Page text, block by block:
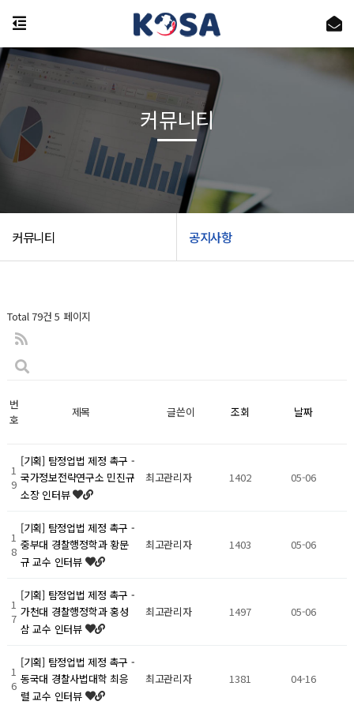
커뮤니티 공지사항
커뮤니티
Total 79건 5 페이지
번
호
제목 글쓴이 조회 날짜
1
9
[기획] 탐정업법 제정 촉구 -
국가정보전략연구소 민진규
소장 인터뷰
최고관리자 1402 05-06
1
8
[기획] 탐정업법 제정 촉구 -
중부대 경찰행정학과 황문
규 교수 인터뷰
최고관리자 1403 05-06
1
7
[기획] 탐정업법 제정 촉구 -
가천대 경찰행정학과 홍성
삼 교수 인터뷰
최고관리자 1497 05-06
1
6
[기획] 탐정업법 제정 촉구 -
동국대 경찰사법대학 최응
렬 교수 인터뷰
최고관리자 1381 04-16